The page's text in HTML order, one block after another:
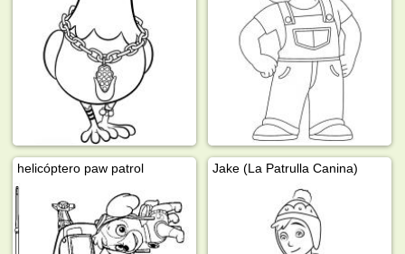
helicóptero paw patrol Jake (La Patrulla Canina)